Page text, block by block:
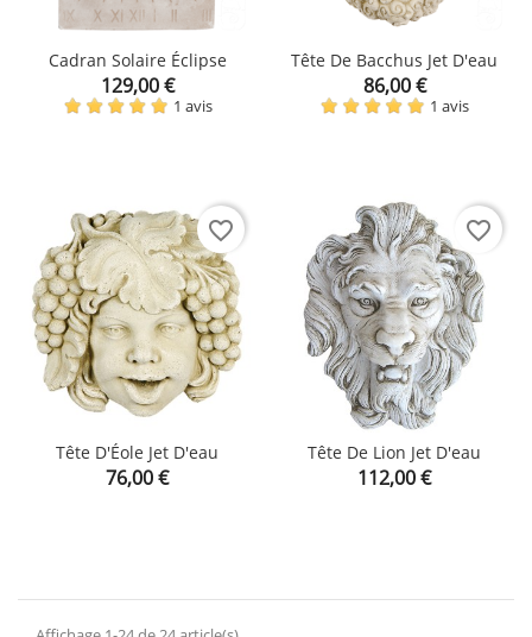
Cadran Solaire Éclipse
Prix
129,00 €
1 avis
Tête De Bacchus Jet D'eau
Prix
86,00 €
1 avis
Tête D'Éole Jet D'eau
Prix
76,00 €
favorite_border
Tête De Lion Jet D'eau
Prix
112,00 €
favorite_border